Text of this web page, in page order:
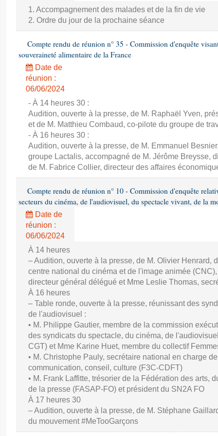
1. Accompagnement des malades et de la fin de vie
2. Ordre du jour de la prochaine séance
Compte rendu de réunion n° 35 - Commission d'enquête
souveraineté alimentaire de la France
Date de
réunion :
06/06/2024
- À 14 heures 30 :
Audition, ouverte à la presse, de M. Raphaël Yven,
et de M. Matthieu Combaud, co-pilote du groupe de
- À 16 heures 30 :
Audition, ouverte à la presse, de M. Emmanuel
groupe Lactalis, accompagné de M. Jérôme Breysse,
de M. Fabrice Collier, directeur des affaires
Compte rendu de réunion n° 10 - Commission d'enquête
secteurs du cinéma, de l'audiovisuel, du spectacle vivant, de la
Date de
réunion :
06/06/2024
À 14 heures
– Audition, ouverte à la presse, de M. Olivier Henrard,
centre national du cinéma et de l'image animée
directeur général délégué et Mme Leslie Thomas,
À 16 heures
– Table ronde, ouverte à la presse, réunissant des
de l'audiovisuel :
• M. Philippe Gautier, membre de la commission
des syndicats du spectacle, du cinéma, de
CGT) et Mme Karine Huet, membre du collectif
• M. Christophe Pauly, secrétaire national en charge
communication, conseil, culture (F3C-CDFT)
• M. Frank Laffitte, trésorier de la Fédération des arts,
de la presse (FASAP-FO) et président du SN2A FO
À 17 heures 30
– Audition, ouverte à la presse, de M. Stéphane
du mouvement #MeTooGarçons